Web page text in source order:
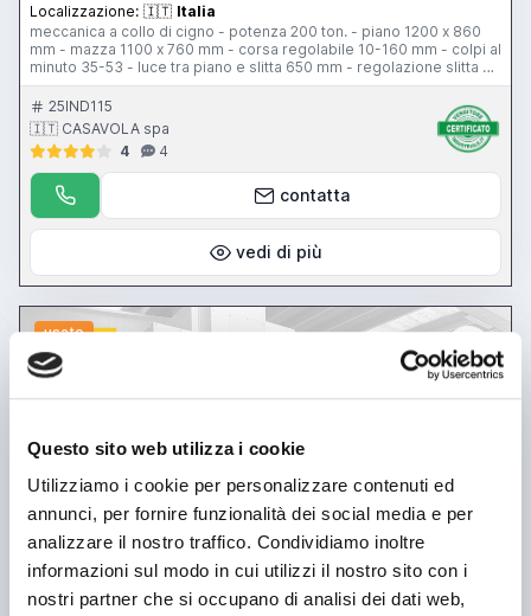
Questo sito web utilizza i cookie
Utilizziamo i cookie per personalizzare contenuti ed
annunci, per fornire funzionalità dei social media e per
analizzare il nostro traffico. Condividiamo inoltre
informazioni sul modo in cui utilizzi il nostro sito con i
nostri partner che si occupano di analisi dei dati web,
Localizzazione: 🇮🇹 Italia
meccanica a collo di cigno - potenza 200 ton. - piano 1200 x 860
mm - mazza 1100 x 760 mm - corsa regolabile 10-160 mm - colpi al
minuto 35-53 - luce tra piano e slitta 650 mm - regolazione slitta 70
mm - motore principale 25 hp - motore principale 25 hp -
premilamiera 30 ton. - corsa premilamiera 100 mm
25IND115
🇮🇹 CASAVOLA spa
4
4
contatta
vedi di più
usato